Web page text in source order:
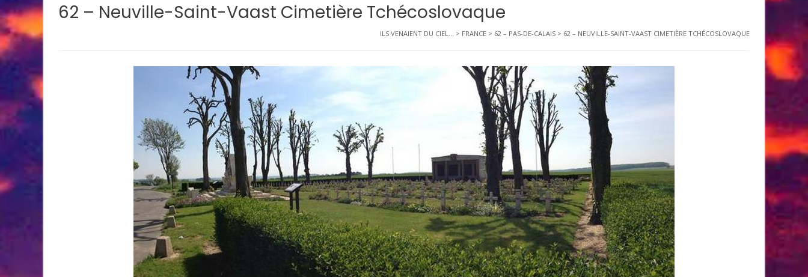
62 – Neuville-Saint-Vaast Cimetière Tchécoslovaque
ILS VENAIENT DU CIEL... > FRANCE > 62 – PAS-DE-CALAIS > 62 – NEUVILLE-SAINT-VAAST CIMETIÈRE TCHÉCOSLOVAQUE